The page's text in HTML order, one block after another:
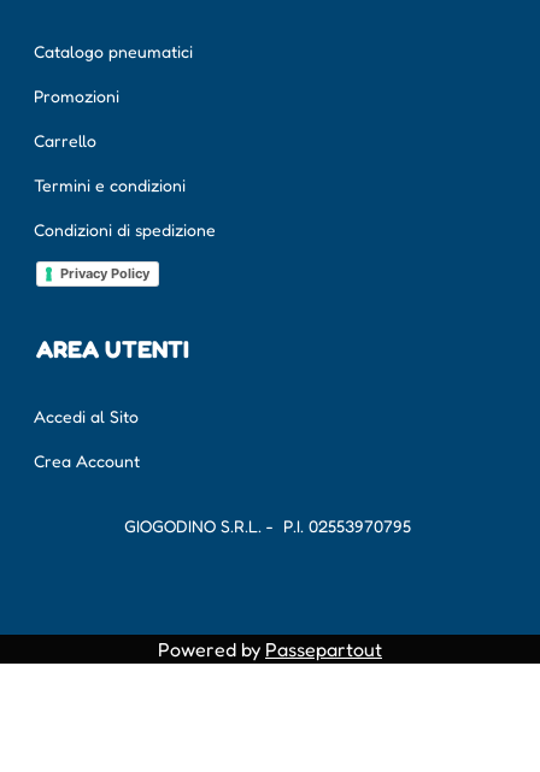
Catalogo pneumatici
Promozioni
Carrello
Termini e condizioni
Condizioni di spedizione
Privacy Policy
AREA UTENTI
Accedi al Sito
Crea Account
GIOGODINO S.R.L. - P.I. 02553970795
Powered by Passepartout